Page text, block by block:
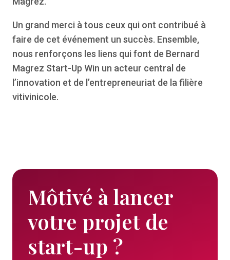
Un grand merci à tous ceux qui ont contribué à
faire de cet événement un succès. Ensemble,
nous renforçons les liens qui font de Bernard
Magrez Start-Up Win un acteur central de
l’innovation et de l’entrepreneuriat de la filière
vitivinicole.
Môtivé à lancer
votre projet de
start-up ?